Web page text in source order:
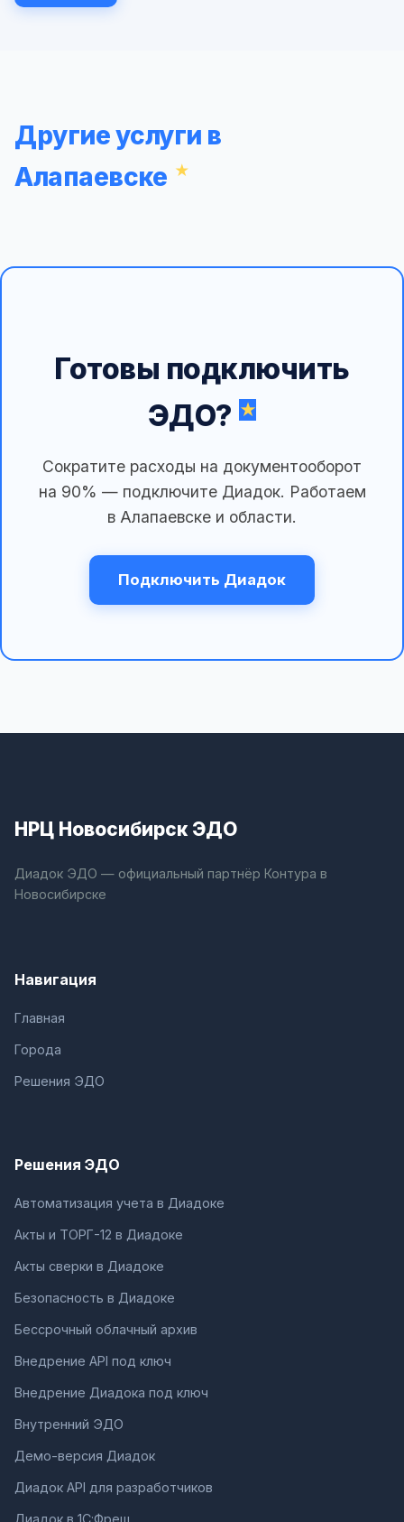
Другие услуги в
Алапаевске
Готовы подключить
ЭДО?
Сократите расходы на документооборот
на 90% — подключите Диадок. Работаем
в Алапаевске и области.
Подключить Диадок
НРЦ Новосибирск ЭДО
Диадок ЭДО — официальный партнёр Контура в
Новосибирске
Навигация
Главная
Города
Решения ЭДО
Решения ЭДО
Автоматизация учета в Диадоке
Акты и ТОРГ-12 в Диадоке
Акты сверки в Диадоке
Безопасность в Диадоке
Бессрочный облачный архив
Внедрение API под ключ
Внедрение Диадока под ключ
Внутренний ЭДО
Демо-версия Диадок
Диадок API для разработчиков
Диадок в 1С:Фреш